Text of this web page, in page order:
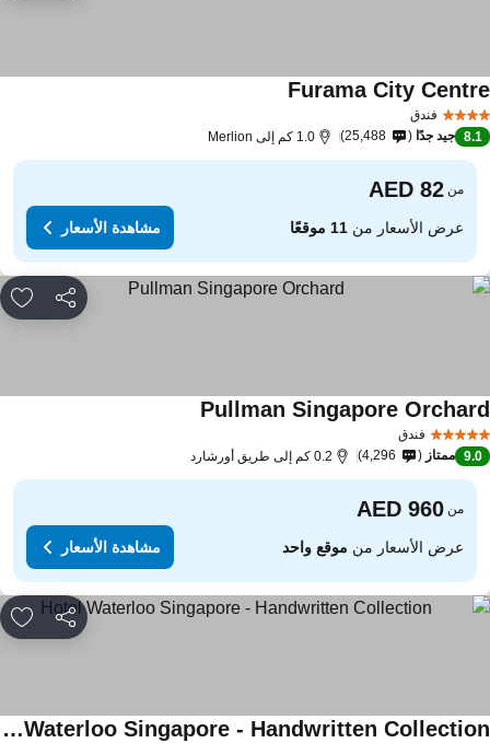
فندق
Furama City
8.1 جيد جدًا 25,488 1.0 كم إلى Merlion
من
عرض الأسعار من11 موقعًا مشاهدة الأسعار
مشاركة
فندق
Pullman Singapore
9.0 ممتاز 4,296 0.2 كم إلى طريق أورشارد
من
عرض الأسعار منموقع واحد مشاهدة الأسعار
مشاركة
Hotel Waterloo Singapore - Handwritten Collection